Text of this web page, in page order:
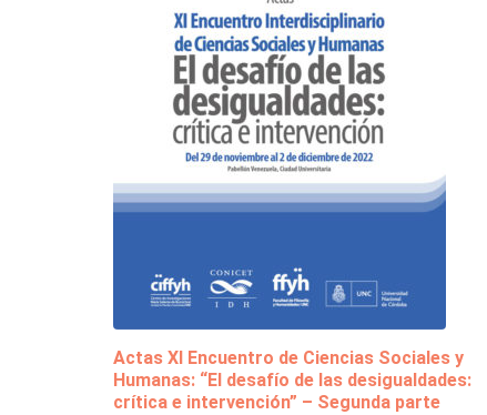
Actas XI Encuentro de Ciencias Sociales y
Humanas: “El desafío de las desigualdades:
crítica e intervención” – Segunda parte